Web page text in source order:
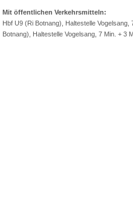
Mit öffentlichen Verkehrsmitteln:
Hbf U9 (Ri Botnang), Haltestelle
Botnang), Haltestelle Vogelsang, 7 Min. + 3